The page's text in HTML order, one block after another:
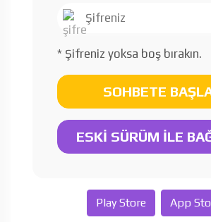
* Şifreniz yoksa boş bırakın.
SOHBETE
ESKİ SÜRÜM İLE
Play Store App